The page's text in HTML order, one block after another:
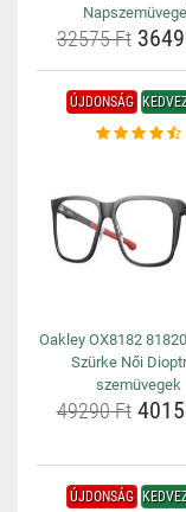
32575 Ft
ÚJDONSÁG
Oakley OX8182
Szürke Női
szemüvegek
49290 Ft
ÚJDONSÁG